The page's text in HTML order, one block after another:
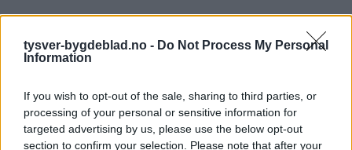
tysver-bygdeblad.no - Do Not Process My Personal
Information
If you wish to opt-out of the sale, sharing to third parties, or
processing of your personal or sensitive information for
targeted advertising by us, please use the below opt-out
section to confirm your selection. Please note that after your